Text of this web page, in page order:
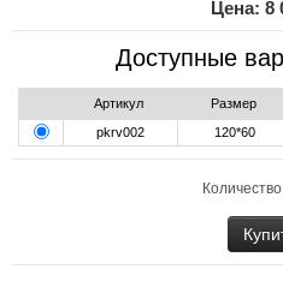
Цена: 8
Доступные
Артикул Размер
pkrv002
120*60